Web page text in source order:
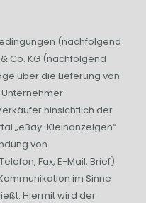
(nachfolgend
Co. KG (nachfolgend
über die Lieferung von
hinsichtlich der
„eBay-Kleinanzeigen“
von
Fax, E-Mail, Brief)
im Sinne
Hiermit wird der